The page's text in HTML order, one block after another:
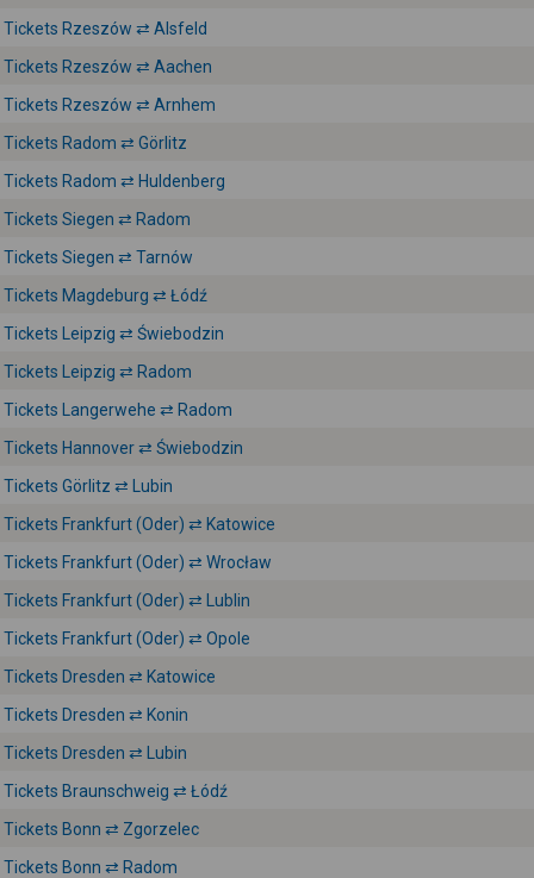
Tickets Rzeszów ⇄ Alsfeld
Tickets Rzeszów ⇄ Aachen
Tickets Rzeszów ⇄ Arnhem
Tickets Radom ⇄ Görlitz
Tickets Radom ⇄ Huldenberg
Tickets Siegen ⇄ Radom
Tickets Siegen ⇄ Tarnów
Tickets Magdeburg ⇄ Łódź
Tickets Leipzig ⇄ Świebodzin
Tickets Leipzig ⇄ Radom
Tickets Langerwehe ⇄ Radom
Tickets Hannover ⇄ Świebodzin
Tickets Görlitz ⇄ Lubin
Tickets Frankfurt (Oder) ⇄ Katowice
Tickets Frankfurt (Oder) ⇄ Wrocław
Tickets Frankfurt (Oder) ⇄ Lublin
Tickets Frankfurt (Oder) ⇄ Opole
Tickets Dresden ⇄ Katowice
Tickets Dresden ⇄ Konin
Tickets Dresden ⇄ Lubin
Tickets Braunschweig ⇄ Łódź
Tickets Bonn ⇄ Zgorzelec
Tickets Bonn ⇄ Radom